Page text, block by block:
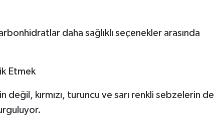
daha sağlıklı seçenekler arasında
Etmek
değil, kırmızı, turuncu ve sarı renkli sebzelerin de